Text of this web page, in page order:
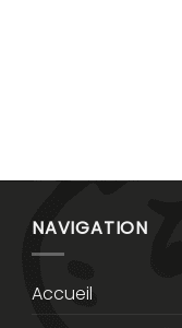
NAVIGATION
Accueil